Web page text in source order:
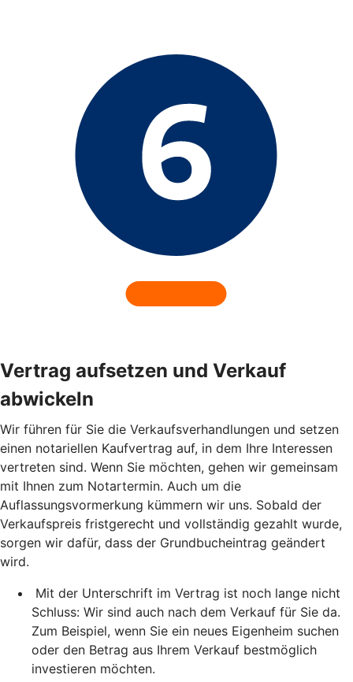
Vertrag aufsetzen und Verkauf
abwickeln
Wir führen für Sie die Verkaufsverhandlungen und setzen
einen notariellen Kaufvertrag auf, in dem Ihre Interessen
vertreten sind. Wenn Sie möchten, gehen wir gemeinsam
mit Ihnen zum Notartermin. Auch um die
Auflassungsvormerkung kümmern wir uns. Sobald der
Verkaufspreis fristgerecht und vollständig gezahlt wurde,
sorgen wir dafür, dass der Grundbucheintrag geändert
wird.
Mit der Unterschrift im Vertrag ist noch lange nicht
Schluss: Wir sind auch nach dem Verkauf für Sie da.
Zum Beispiel, wenn Sie ein neues Eigenheim suchen
oder den Betrag aus Ihrem Verkauf bestmöglich
investieren möchten.